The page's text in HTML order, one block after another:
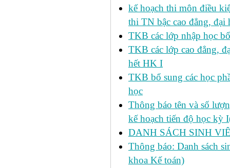
kế hoạch thi môn điều
thi TN bậc cao đẳng, đại
TKB các lớp nhập học
TKB các lớp cao đẳng,
hết HK I
TKB bổ sung các học
học
Thông báo tên và số
kế hoạch tiến độ học kỳ
DANH SÁCH SINH
Thông báo: Danh sách
khoa Kế toán)